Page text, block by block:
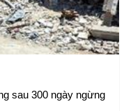
sau 300 ngày ngừng